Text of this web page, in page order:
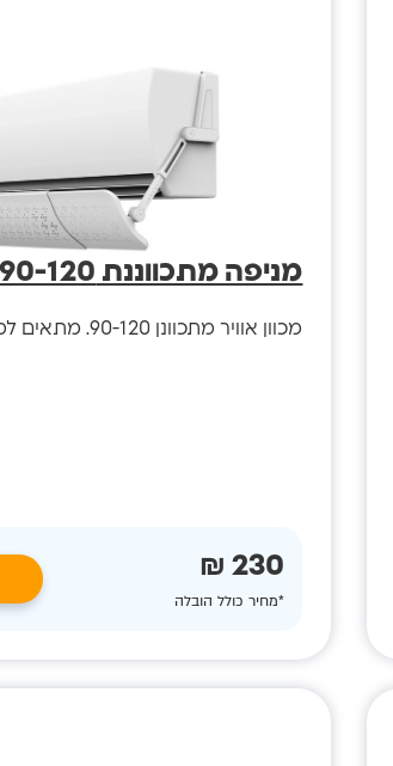
מניפה מתכווננת 90-120
מכוון אוויר מתכוונן 90-120. מתאים למזגנים: 2.5-4 כ"ס.
230 ₪
*מחיר כולל הובלה